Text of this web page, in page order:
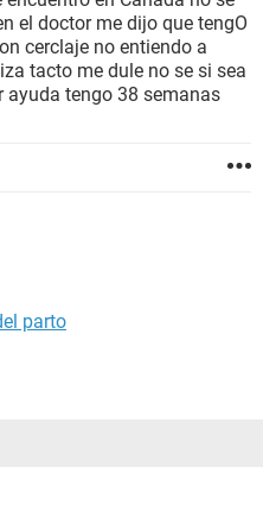
el doctor me dijo que tengO
cerclaje no entiendo a
tacto me dule no se si sea
ayuda tengo 38 semanas
parto